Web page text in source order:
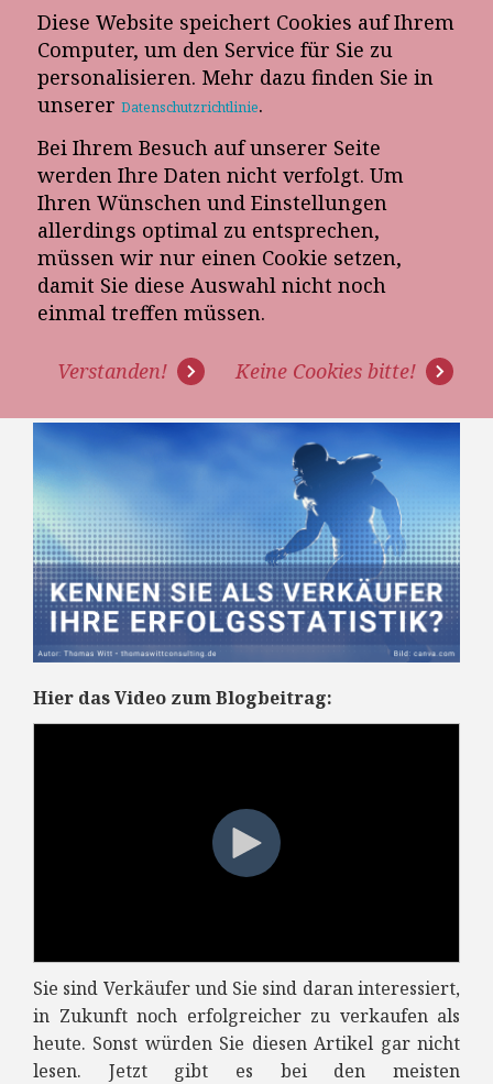
Diese Website speichert Cookies auf Ihrem
Computer, um den Service für Sie zu
personalisieren. Mehr dazu finden Sie in
unserer Datenschutzrichtlinie.
Bei Ihrem Besuch auf unserer Seite
werden Ihre Daten nicht verfolgt. Um
Ihren Wünschen und Einstellungen
allerdings optimal zu entsprechen,
müssen wir nur einen Cookie setzen,
damit Sie diese Auswahl nicht noch
einmal treffen müssen.
Verstanden! Keine Cookies bitte!
E-Mail-Newsletter
Telefon-Termin
KENNEN SIE ALS
MÖBELVERKÄUFER IHRE
EIGENE VERKAUFSSTATISTIK?
Hier das Video zum Blogbeitrag:
Sie sind Verkäufer und Sie sind daran interessiert,
in Zukunft noch erfolgreicher zu verkaufen als
heute. Sonst würden Sie diesen Artikel gar nicht
lesen. Jetzt gibt es bei den meisten